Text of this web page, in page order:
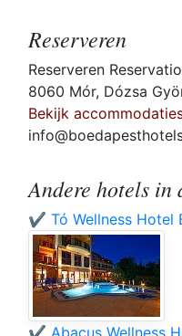
Reserveren
Reserveren
8060 Mór, Dózsa
Bekijk
Andere hotels in
✔️ Tó Wellness Hotel